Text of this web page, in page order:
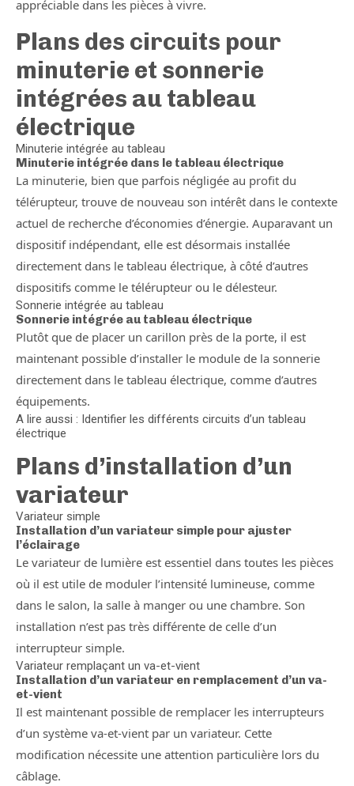
appréciable dans les pièces à vivre.
Plans des circuits pour
minuterie et sonnerie
intégrées au tableau
électrique
Minuterie intégrée au tableau
Minuterie intégrée dans le tableau électrique
La minuterie, bien que parfois négligée au profit du
télérupteur, trouve de nouveau son intérêt dans le contexte
actuel de recherche d’économies d’énergie. Auparavant un
dispositif indépendant, elle est désormais installée
directement dans le tableau électrique, à côté d’autres
dispositifs comme le télérupteur ou le délesteur.
Sonnerie intégrée au tableau
Sonnerie intégrée au tableau électrique
Plutôt que de placer un carillon près de la porte, il est
maintenant possible d’installer le module de la sonnerie
directement dans le tableau électrique, comme d’autres
équipements.
A lire aussi : Identifier les différents circuits d’un tableau
électrique
Plans d’installation d’un
variateur
Variateur simple
Installation d’un variateur simple pour ajuster
l’éclairage
Le variateur de lumière est essentiel dans toutes les pièces
où il est utile de moduler l’intensité lumineuse, comme
dans le salon, la salle à manger ou une chambre. Son
installation n’est pas très différente de celle d’un
interrupteur simple.
Variateur remplaçant un va-et-vient
Installation d’un variateur en remplacement d’un va-
et-vient
Il est maintenant possible de remplacer les interrupteurs
d’un système va-et-vient par un variateur. Cette
modification nécessite une attention particulière lors du
câblage.